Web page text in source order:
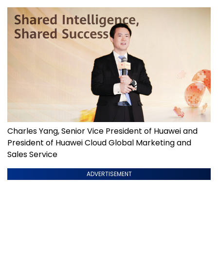
Charles Yang, Senior Vice President of Huawei and
President of Huawei Cloud Global Marketing and
Sales Service
ADVERTISEMENT